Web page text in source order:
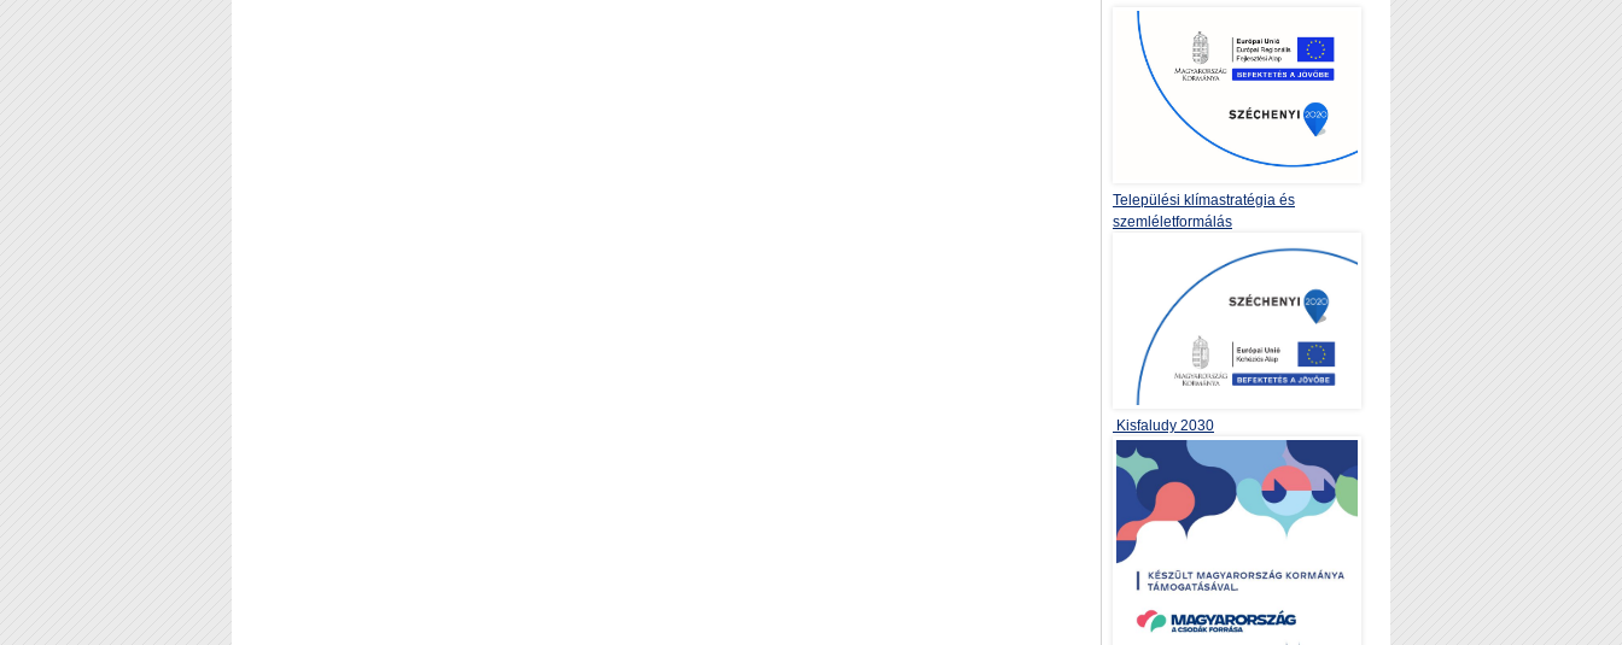
Települési klímastratégia és
szemléletformálás
Kisfaludy 2030